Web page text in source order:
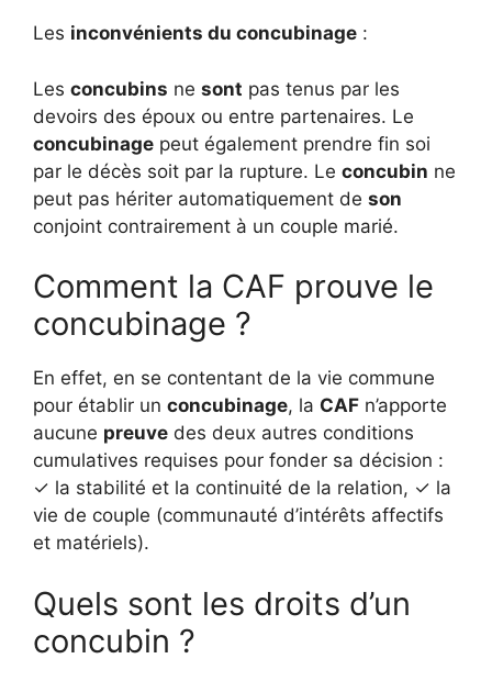
Les inconvénients du concubinage :
Les concubins ne sont pas tenus par les
devoirs des époux ou entre partenaires. Le
concubinage peut également prendre fin soi
par le décès soit par la rupture. Le concubin ne
peut pas hériter automatiquement de son
conjoint contrairement à un couple marié.
Comment la CAF prouve le
concubinage ?
En effet, en se contentant de la vie commune
pour établir un concubinage, la CAF n’apporte
aucune preuve des deux autres conditions
cumulatives requises pour fonder sa décision :
✓ la stabilité et la continuité de la relation, ✓ la
vie de couple (communauté d’intérêts affectifs
et matériels).
Quels sont les droits d’un
concubin ?